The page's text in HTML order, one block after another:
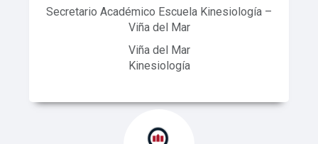
Secretario Académico Escuela Kinesiología –
Viña del Mar
Viña del Mar
Kinesiología